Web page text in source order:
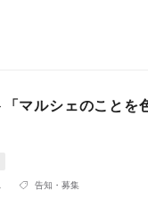
マルシェのことを
告知・募集